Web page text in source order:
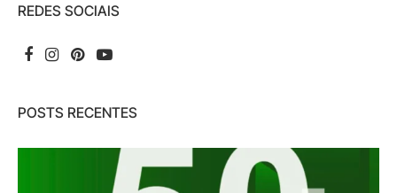
REDES SOCIAIS
POSTS RECENTES